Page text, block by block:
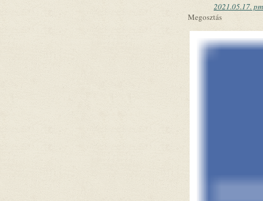
2021.05.17.
Megosztás